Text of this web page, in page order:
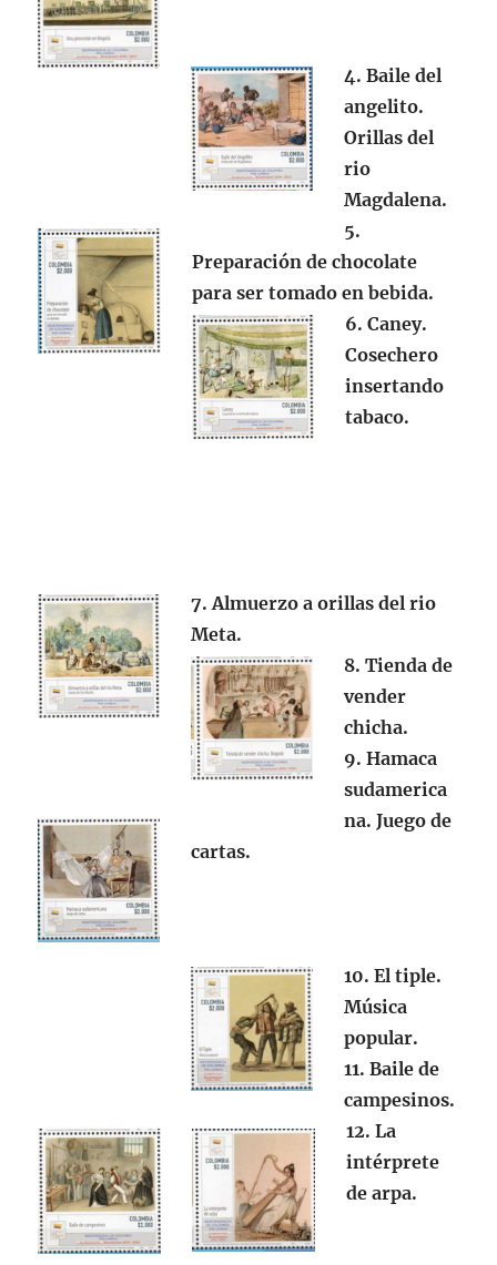
4. Baile del
angelito.
Orillas del
rio
Magdalena.
5.
Preparación de chocolate
para ser tomado en bebida.
6. Caney.
Cosechero
insertando
tabaco.
7. Almuerzo a orillas del rio
Meta.
8. Tienda de
vender
chicha.
9. Hamaca
sudamerica
na. Juego de
cartas.
10. El tiple.
Música
popular.
11. Baile de
campesinos.
12. La
intérprete
de arpa.